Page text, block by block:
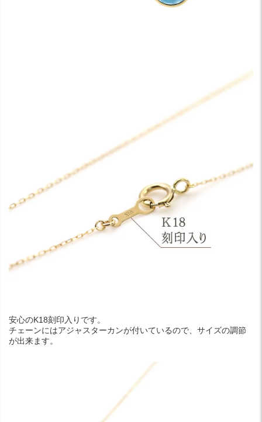
安心のK18刻印入りです。
チェーンにはアジャスターカンが付いているので、サイズの調節
が出来ます。